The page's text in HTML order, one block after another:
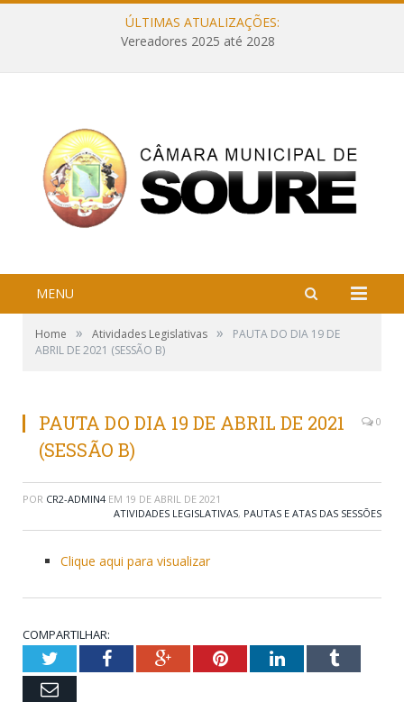
ÚLTIMAS ATUALIZAÇÕES:
Vereadores 2025 até 2028
MENU
Home » Atividades Legislativas »
PAUTA DO DIA 19 DE
ABRIL DE 2021 (SESSÃO B)
PAUTA DO DIA 19 DE ABRIL DE 2021
(SESSÃO B)
0
POR CR2-ADMIN4 EM 19 DE ABRIL DE 2021
ATIVIDADES LEGISLATIVAS, PAUTAS E ATAS DAS SESSÕES
Clique aqui para visualizar
COMPARTILHAR:
TwitterFacebookGoogle+PinterestLinkedInTumblr
Email